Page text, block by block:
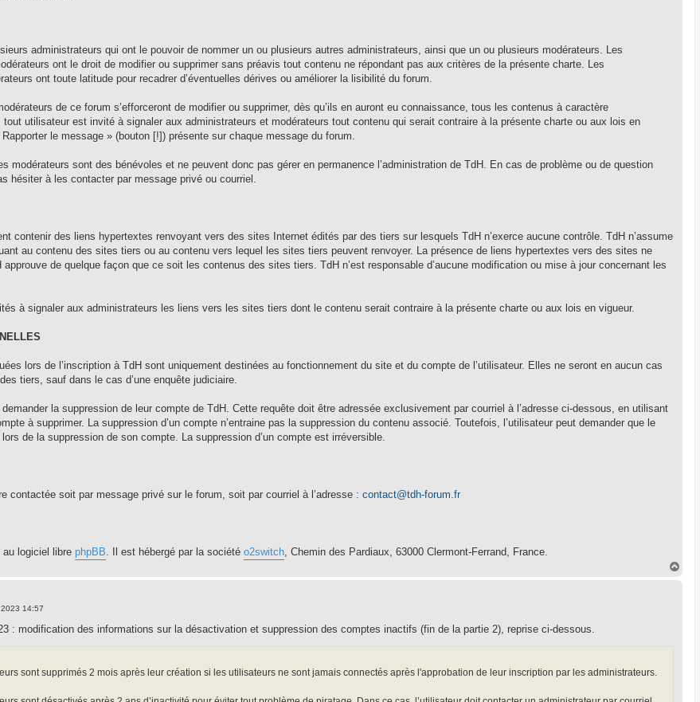
administrateurs qui ont le pouvoir de nommer un ou plusieurs autres administrateurs, ainsi que un ou plusieurs modérateurs. Les
ont le droit de modifier ou supprimer sans préavis tout contenu ne répondant pas aux critères de la présente charte. Les
ont toute latitude pour recadrer d’éventuelles dérives ou améliorer la lisibilité du forum.
de ce forum s’efforceront de modifier ou supprimer, dès qu’ils en auront eu connaissance, tous les contenus à caractère
tout utilisateur est invité à signaler aux administrateurs et modérateurs tout contenu qui serait contraire à la présente charte ou aux lois en
le message » (bouton [!]) présente sur chaque message du forum.
modérateurs sont des bénévoles et ne peuvent donc pas gérer en permanence l’administration de TdH. En cas de problème ou de question
hésiter à les contacter par message privé ou courriel.
contenir des liens hypertextes renvoyant vers des sites Internet édités par des tiers sur lesquels TdH n’exerce aucune contrôle. TdH n’assume
au contenu des sites tiers ou au contenu vers lequel les sites tiers peuvent renvoyer. La présence de liens hypertextes vers des sites ne
de quelque façon que ce soit les contenus des sites tiers. TdH n’est responsable d’aucune modification ou mise à jour concernant les
à signaler aux administrateurs les liens vers les sites tiers dont le contenu serait contraire à la présente charte ou aux lois en vigueur.
lors de l’inscription à TdH sont uniquement destinées au fonctionnement du site et du compte de l’utilisateur. Elles ne seront en aucun cas
tiers, sauf dans le cas d’une enquête judiciaire.
la suppression de leur compte de TdH. Cette requête doit être adressée exclusivement par courriel à l’adresse ci-dessous, en utilisant
à supprimer. La suppression d’un compte n’entraine pas la suppression du contenu associé. Toutefois, l’utilisateur peut demander que le
de la suppression de son compte. La suppression d’un compte est irréversible.
contactée soit par message privé sur le forum, soit par courriel à l’adresse :contact@tdh-forum.fr
au logiciel librephpBB. Il est hébergé par la sociétéo2switch, Chemin des Pardiaux, 63000 Clermont-Ferrand, France.
14:57
: modification des informations sur la désactivation et suppression des comptes inactifs (fin de la partie 2), reprise ci-dessous.
sont supprimés 2 mois après leur création si les utilisateurs ne sont jamais connectés après l'approbation de leur inscription par les administrateurs.